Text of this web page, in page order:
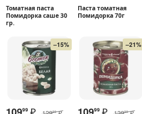
Томатная паста
Помидорка саше 30
гр.
Паста томатная
Помидорка 70г
–15%
99 99
–21%
99 99